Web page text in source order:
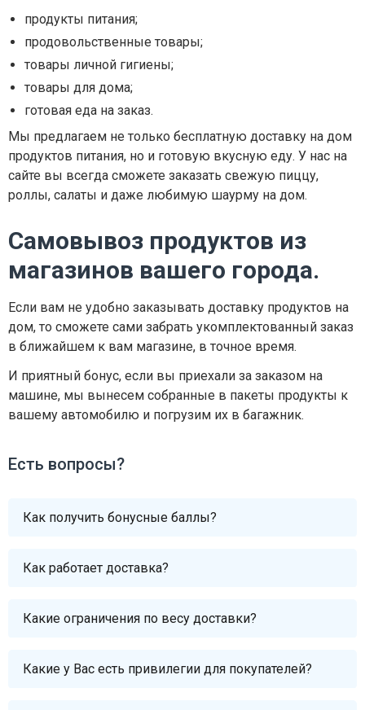
продукты питания;
продовольственные товары;
товары личной гигиены;
товары для дома;
готовая еда на заказ.
Мы предлагаем не только бесплатную доставку на дом
продуктов питания, но и готовую вкусную еду. У нас на
сайте вы всегда сможете заказать свежую пиццу,
роллы, салаты и даже любимую шаурму на дом.
Самовывоз продуктов из
магазинов вашего города.
Если вам не удобно заказывать доставку продуктов на
дом, то сможете сами забрать укомплектованный заказ
в ближайшем к вам магазине, в точное время.
И приятный бонус, если вы приехали за заказом на
машине, мы вынесем собранные в пакеты продукты к
вашему автомобилю и погрузим их в багажник.
Есть вопросы?
Как получить бонусные баллы?
Как работает доставка?
Какие ограничения по весу доставки?
Какие у Вас есть привилегии для покупателей?